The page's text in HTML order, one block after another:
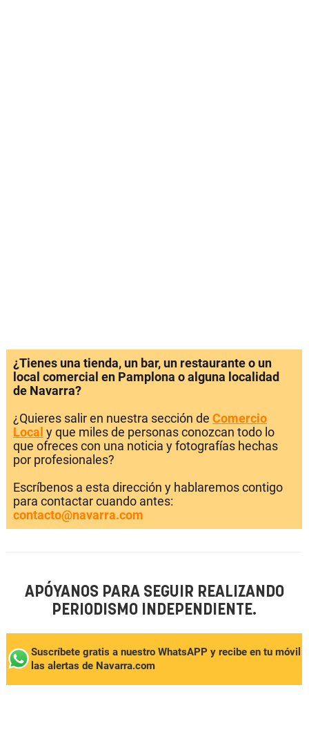
¿Tienes una tienda, un bar, un restaurante o un
local comercial en Pamplona o alguna localidad
de Navarra?
¿Quieres salir en nuestra sección de Comercio
Local y que miles de personas conozcan todo lo
que ofreces con una noticia y fotografías hechas
por profesionales?
Escríbenos a esta dirección y hablaremos contigo
para contactar cuando antes:
contacto@navarra.com
APÓYANOS PARA SEGUIR REALIZANDO
PERIODISMO INDEPENDIENTE.
Suscríbete gratis a nuestro WhatsAPP y recibe en tu móvil
las alertas de Navarra.com